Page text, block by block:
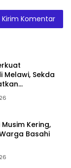
Melawi, Sekda
Kering,
Basahi